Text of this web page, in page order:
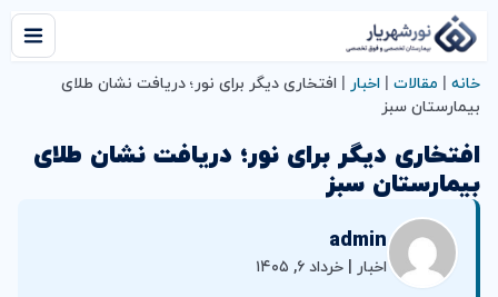
خانه مقالات اخبار
افتخاری دیگر برای نور؛ دریافت نشان طلای
بیمارستان سبز
افتخاری دیگر برای نور؛ دریافت نشان طلای
بیمارستان سبز
admin
اخبار | خرداد ۶, ۱۴۰۵